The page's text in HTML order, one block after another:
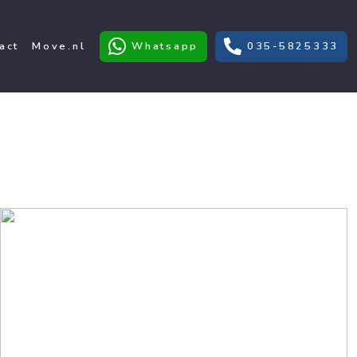
Move.nl Whatsapp 035-5825333